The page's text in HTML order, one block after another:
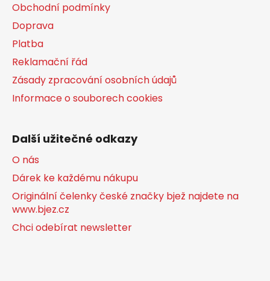
Obchodní podmínky
Doprava
Platba
Reklamační řád
Zásady zpracování osobních údajů
Informace o souborech cookies
Další užitečné odkazy
O nás
Dárek ke každému nákupu
Originální čelenky české značky bjež najdete na
www.bjez.cz
Chci odebírat newsletter